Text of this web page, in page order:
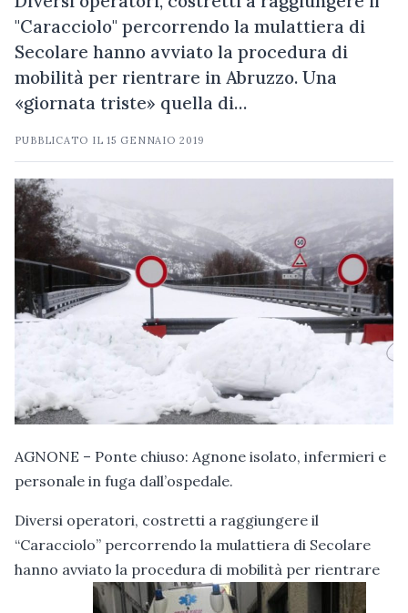
"Caracciolo" percorrendo la mulattiera di
Secolare hanno avviato la procedura di
mobilità per rientrare in Abruzzo. Una
«giornata triste» quella di…
PUBBLICATO IL15 GENNAIO 2019
AGNONE – Ponte chiuso: Agnone isolato, infermieri e
personale in fuga dall’ospedale.
Diversi operatori, costretti a raggiungere il
“Caracciolo” percorrendo la mulattiera di Secolare
hanno avviato la procedura di mobilità per rientrare